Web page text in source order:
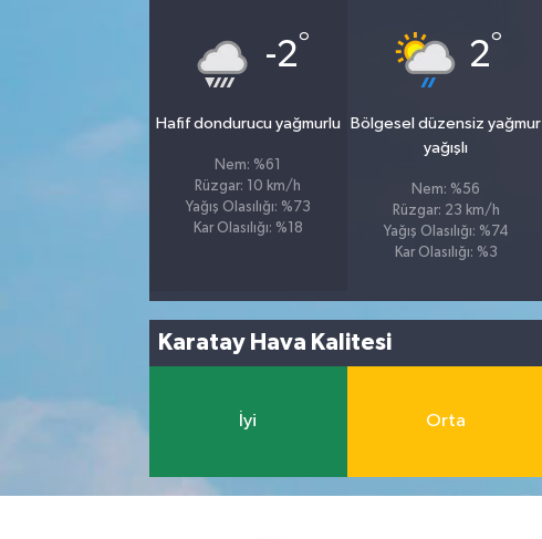
-2°
Hafif dondurucu yağmurlu
Nem: %61
Rüzgar: 10 km/h
Yağış Olasılığı: %73
Kar Olasılığı: %18
2°
Bölgesel düzensiz yağmur
yağışlı
Nem: %56
Rüzgar: 23 km/h
Yağış Olasılığı: %74
Kar Olasılığı: %3
Karatay Hava Kalitesi
İyi Orta